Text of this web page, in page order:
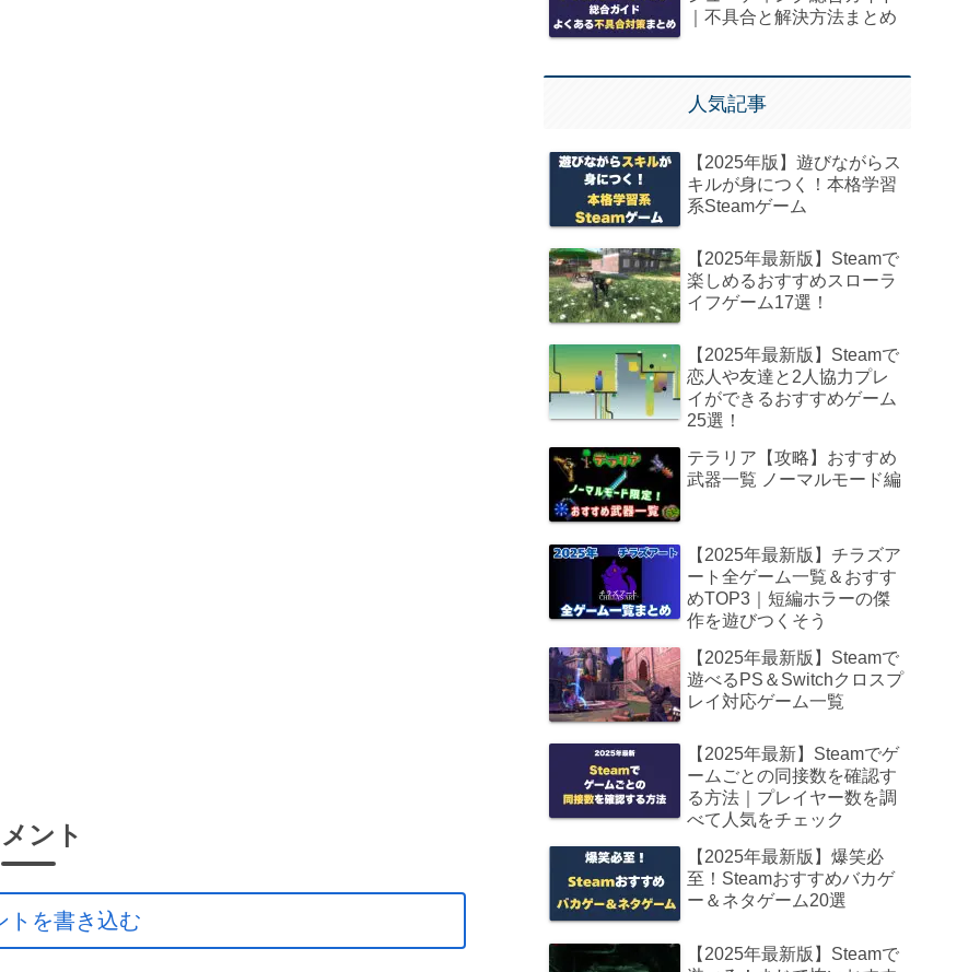
ント
トを書き込む
｜不具合と解決方法まとめ
人気記事
【2025年版】遊びながらス
キルが身につく！本格学習
系Steamゲーム
【2025年最新版】Steamで
楽しめるおすすめスローラ
イフゲーム17選！
【2025年最新版】Steamで
恋人や友達と2人協力プレ
イができるおすすめゲーム
25選！
テラリア【攻略】おすすめ
武器一覧 ノーマルモード編
【2025年最新版】チラズア
ート全ゲーム一覧＆おすす
めTOP3｜短編ホラーの傑
作を遊びつくそう
【2025年最新版】Steamで
遊べるPS＆Switchクロスプ
レイ対応ゲーム一覧
【2025年最新】Steamでゲ
ームごとの同接数を確認す
る方法｜プレイヤー数を調
べて人気をチェック
【2025年最新版】爆笑必
至！Steamおすすめバカゲ
ー＆ネタゲーム20選
【2025年最新版】Steamで